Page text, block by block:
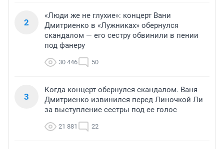
2
«Люди же не глухие»: концерт Вани
Дмитриенко в «Лужниках» обернулся
скандалом — его сестру обвинили в пении
под фанеру
30 446 50
3
Когда концерт обернулся скандалом. Ваня
Дмитриенко извинился перед Линочкой Ли
за выступление сестры под ее голос
21 881 22